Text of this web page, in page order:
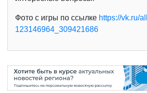
Фото с игры по ссылке https://vk.ru/
123146964_309421686